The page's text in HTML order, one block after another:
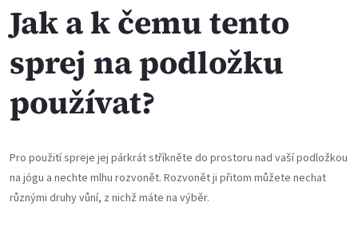
Jak a k čemu tento
sprej na podložku
používat?
Pro použití spreje jej párkrát stříkněte do prostoru nad vaší podložkou
na jógu a nechte mlhu rozvonět. Rozvonět ji přitom můžete nechat
různými druhy vůní, z nichž máte na výběr.